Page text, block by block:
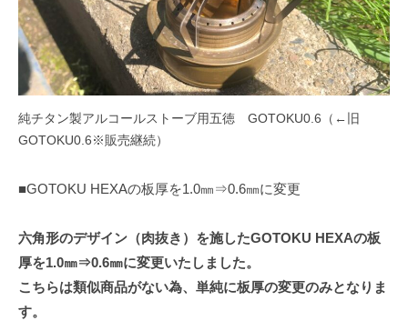
純チタン製アルコールストーブ用五徳 GOTOKU0.6（←旧
GOTOKU0.6※販売継続）
■GOTOKU HEXAの板厚を1.0㎜⇒0.6㎜に変更
六角形のデザイン（肉抜き）を施したGOTOKU HEXAの板
厚を1.0㎜⇒0.6㎜に変更いたしました。
こちらは類似商品がない為、単純に板厚の変更のみとなりま
す。